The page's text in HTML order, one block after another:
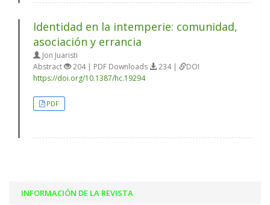
Identidad en la intemperie: comunidad,
asociación y errancia
Jon Juaristi
Abstract
204 | PDF Downloads 234 |
DOI
https://doi.org/10.1387/hc.19294
PDF
INFORMACIÓN DE LA REVISTA